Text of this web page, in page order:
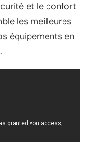
et le confort
les meilleures
équipements en